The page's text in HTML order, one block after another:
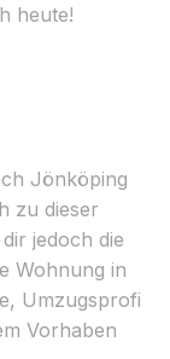
heute!
Jönköping
zu dieser
jedoch die
Wohnung in
Umzugsprofi
Vorhaben